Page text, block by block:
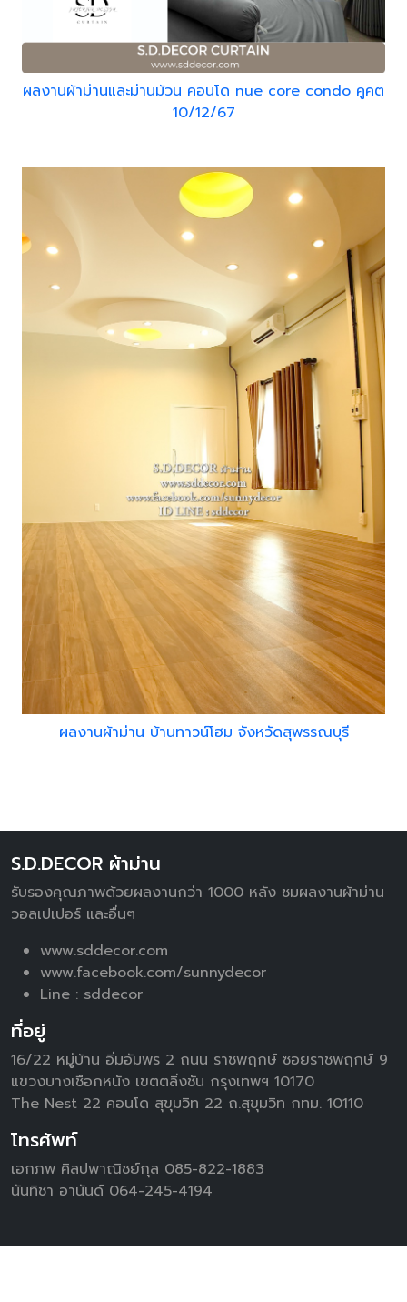
ผลงานผ้าม่านและม่านม้วน คอนโด nue core condo คูคต
10/12/67
ผลงานผ้าม่าน บ้านทาวน์โฮม จังหวัดสุพรรณบุรี
S.D.DECOR ผ้าม่าน
รับรองคุณภาพด้วยผลงานกว่า 1000 หลัง ชมผลงานผ้าม่าน
วอลเปเปอร์ และอื่นๆ
www.sddecor.com
www.facebook.com/sunnydecor
Line : sddecor
ที่อยู่
16/22 หมู่บ้าน อิ่มอัมพร 2 ถนน ราชพฤกษ์ ซอยราชพฤกษ์ 9
แขวงบางเชือกหนัง เขตตลิ่งชัน กรุงเทพฯ 10170
The Nest 22 คอนโด สุขุมวิท 22 ถ.สุขุมวิท กทม. 10110
โทรศัพท์
เอกภพ ศิลปพาณิชย์กุล 085-822-1883
นันทิชา อานันด์ 064-245-4194